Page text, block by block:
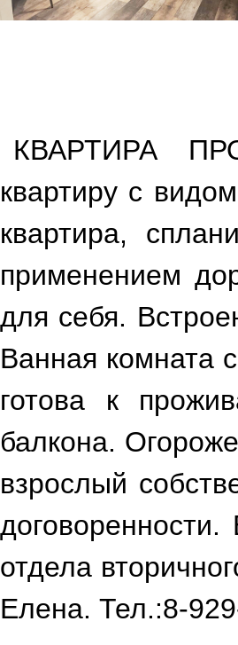
КВАРТИРА
квартиру с
квартира,
применением
для себя.
Ванная комната
готова к
балкона.
взрослый
отдела
Елена. Тел.:8-